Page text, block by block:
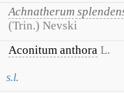
Achnatherum
(Trin.) Nevski
Aconitum anthora L.
s.l.